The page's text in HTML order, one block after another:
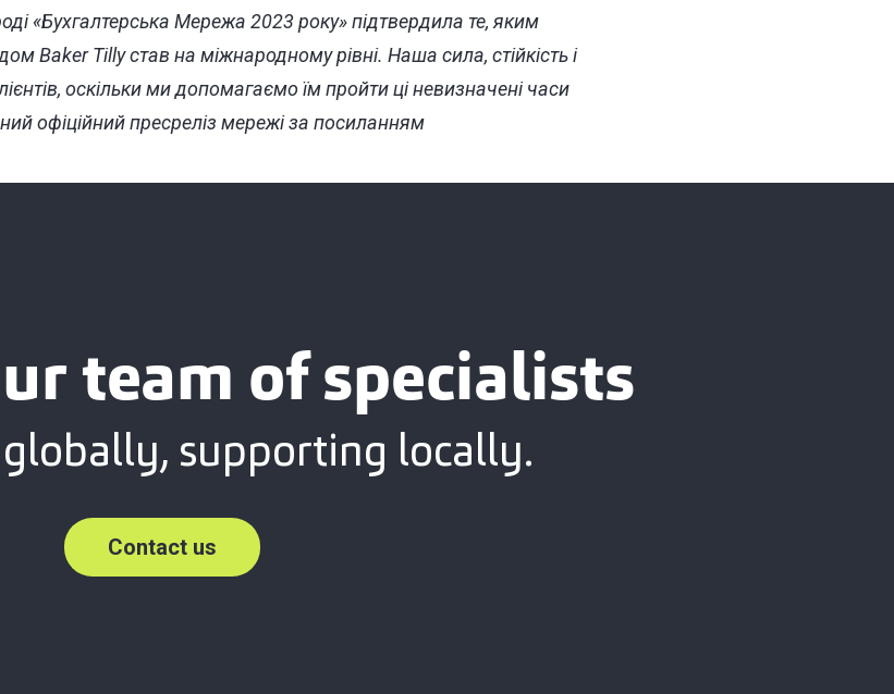
«Бухгалтерська Мережа 2023 року» підтвердила те, яким
Baker Tilly став на міжнародному рівні. Наша сила, стійкість і
оскільки ми допомагаємо їм пройти ці невизначені часи
офіційний пресреліз мережі за посиланням
team of specialists
supporting locally.
Contact us